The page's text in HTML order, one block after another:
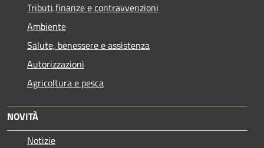
Tributi,finanze e contravvenzioni
Ambiente
Salute, benessere e assistenza
Autorizzazioni
Agricoltura e pesca
NOVITÀ
Notizie